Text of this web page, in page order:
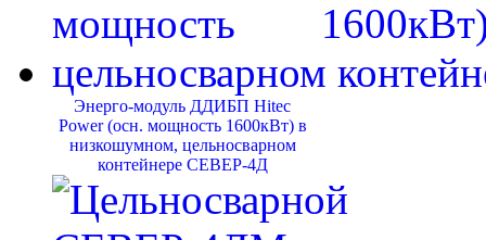
Энерго-модуль ДДИБП Hitec
Power (осн. мощность 1600кВт) в
низкошумном, цельносварном
контейнере СЕВЕР-4Д